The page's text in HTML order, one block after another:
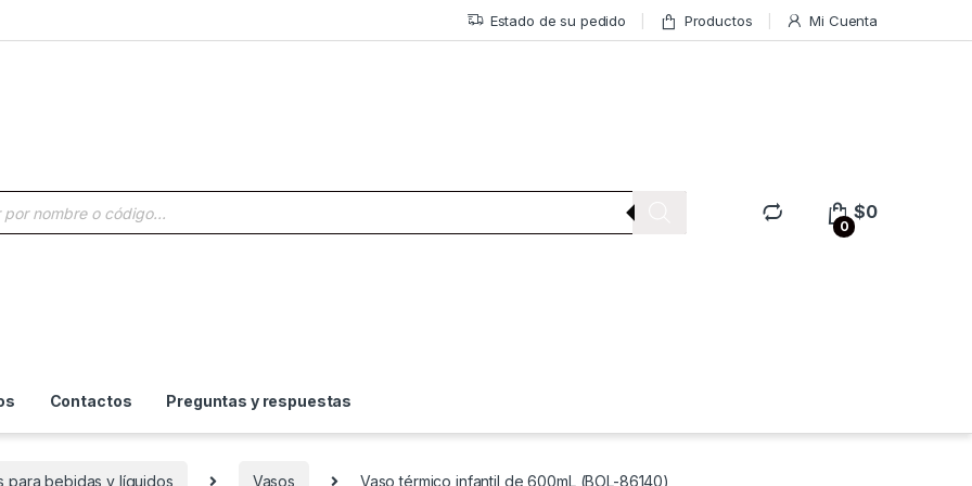
Estado de su pedido Productos Mi Cuenta
de productos
0
$0
Contactos Preguntas y respuestas
para bebidas y líquidos Vasos Vaso térmico infantil de 600mL (BOL-86140)